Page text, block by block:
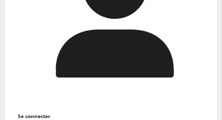
Se connecter